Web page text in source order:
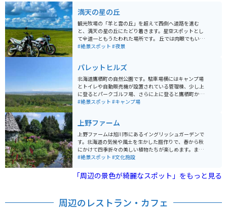
満天の星の丘
観光牧場の「羊と雲の丘」を超えて西側へ道路を進む
と、満天の星の丘にたどり着きます。星空スポットとし
て全道一ともうたわれた場所です。 丘では肉眼でもいく
つもの星を見ることができ、天然のプラネタリウムを楽
#絶景スポット #夜景
パレットヒルズ
北海道鷹栖町の自然公園です。駐車場横にはキャンプ場
とトイレや自動販売機が設置されている管理棟、少し上
に登るとパークゴルフ場、さらに上に登ると鷹栖町から
大雪山を一望できる展望台があり、いろいろな楽しみ方
#絶景スポット #キャンプ場
上野ファーム
上野ファームは旭川市にあるイングリッシュガーデンで
す。北海道の気候や風土を生かした庭作りで、春から秋
にかけて四季折々の美しい植物たちが楽しめます。ま
た、売店では地元の酪農家が生産した牛乳を使ったスイ
どを買うことができます。
#絶景スポット #文化施設
「周辺の景色が綺麗なスポット」をもっと見る
周辺のレストラン・カフェ